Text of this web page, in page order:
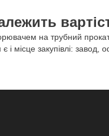
на трубний
і місце закупівлі: завод,